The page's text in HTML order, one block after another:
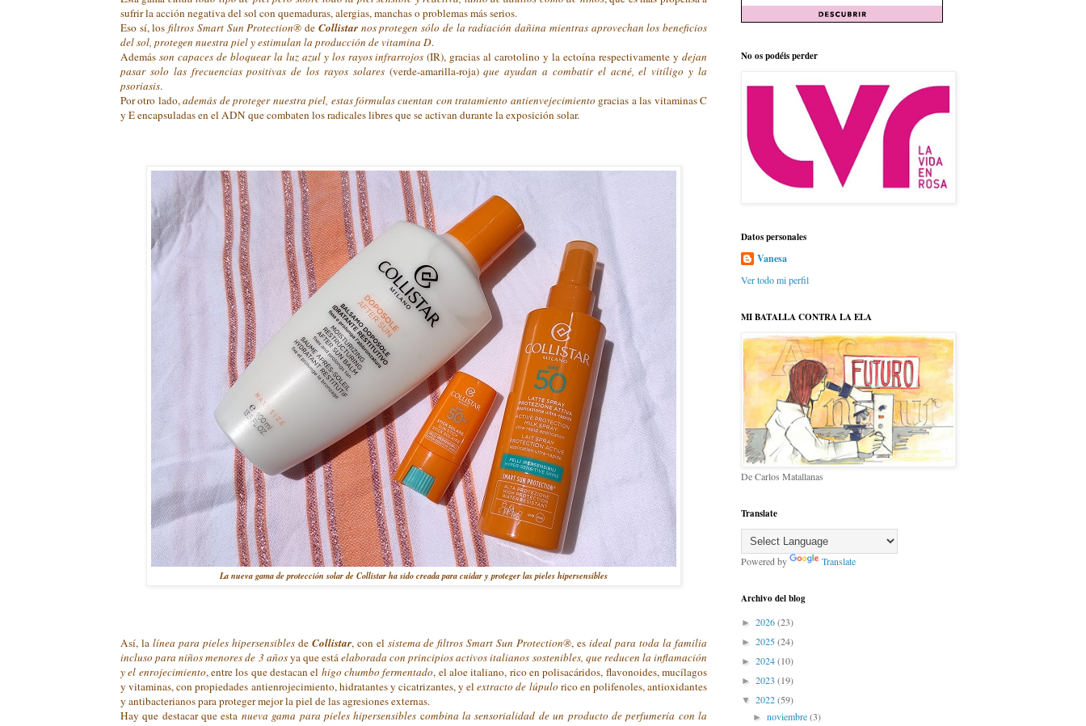
sufrir la acción negativa del sol con quemaduras, alergias, manchas o problemas más serios.
Eso sí, losfiltros Smart Sun Protection® de Collistar nos protegen sólo de la radiación dañina mientras aprovechan los beneficios
del sol, protegen nuestra piel y estimulan la producción de vitamina D.
Además son capaces de bloquear la luz azul y los rayos infrarrojos (IR), gracias al carotolino y la ectoína respectivamente ydejan
pasar solo las frecuencias positivas de los rayos solares (verde-amarilla-roja)que ayudan a combatir el acné, el vitíligo y la
psoriasis.
Por otro lado,además de proteger nuestra piel, estas fórmulas cuentan con tratamiento antienvejecimiento gracias a las vitaminas C
y E encapsuladas en el ADN que combaten los radicales libres que se activan durante la exposición solar.
La nueva gama de protección solar de Collistar ha sido creada para cuidar y proteger las pieles hipersensibles
Así, la línea para pieles hipersensiblesde Collistar, con el sistema de filtros Smart Sun Protection®, esideal para toda la familia
incluso para niños menores de 3 añosya que estáelaborada con principios activos italianos sostenibles, que reducen la inflamación
y el enrojecimiento, entre los que destacan el higo chumbo fermentado, el aloe italiano, rico en polisacáridos, flavonoides, mucílagos
y vitaminas, con propiedades antienrojecimiento, hidratantes y cicatrizantes, y elextracto de lúpulo rico en polifenoles, antioxidantes
y antibacterianos para proteger mejor la piel de las agresiones externas.
Hay que destacar que esta nueva gama para pieles hipersensibles combina la sensorialidad de un producto de perfumería con la
No os podéis perder
Datos personales
Vanesa
Ver todo mi perfil
MI BATALLA CONTRA LA ELA
De Carlos Matallanas
Translate
Powered by Translate
Archivo del blog
► 2026(23)
► 2025(24)
► 2024(10)
► 2023 (19)
▼ 2022(59)
►noviembre(3)